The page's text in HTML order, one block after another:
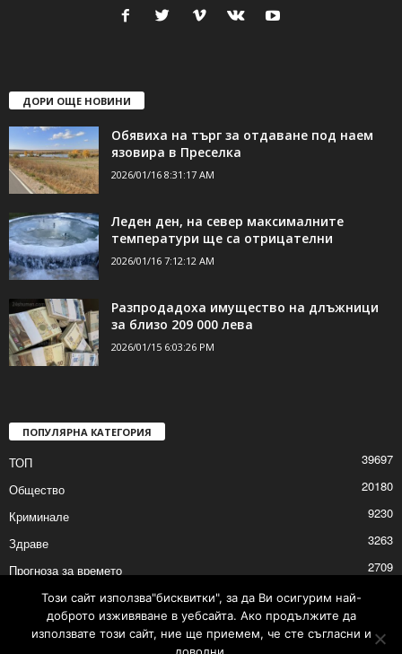
ДОРИ ОЩЕ НОВИНИ
Обявиха на търг за отдаване под наем
язовира в Преселка
2026/01/16 8:31:17 AM
Леден ден, на север максималните
температури ще са отрицателни
2026/01/16 7:12:12 AM
Разпродадоха имущество на длъжници
за близо 209 000 лева
2026/01/15 6:03:26 PM
ПОПУЛЯРНА КАТЕГОРИЯ
ТОП
39697
Общество
20180
Криминале
9230
Здраве
3263
Прогноза за времето
2709
Политика
Култура
Този сайт използва"бисквитки", за да Ви осигурим най-
доброто изживяване в уебсайта. Ако продължите да
използвате този сайт, ние ще приемем, че сте съгласни и